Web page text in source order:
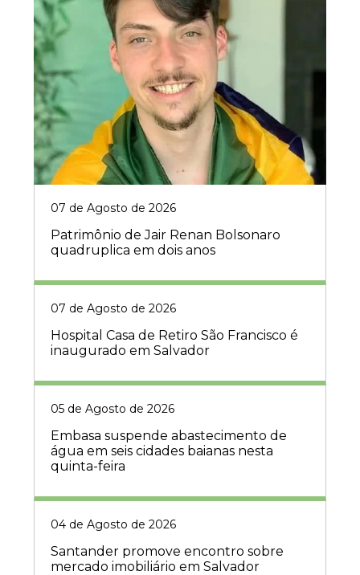
07 de Agosto de 2026
Patrimônio de Jair Renan Bolsonaro
quadruplica em dois anos
07 de Agosto de 2026
Hospital Casa de Retiro São Francisco é
inaugurado em Salvador
05 de Agosto de 2026
Embasa suspende abastecimento de
água em seis cidades baianas nesta
quinta-feira
04 de Agosto de 2026
Santander promove encontro sobre
mercado imobiliário em Salvador